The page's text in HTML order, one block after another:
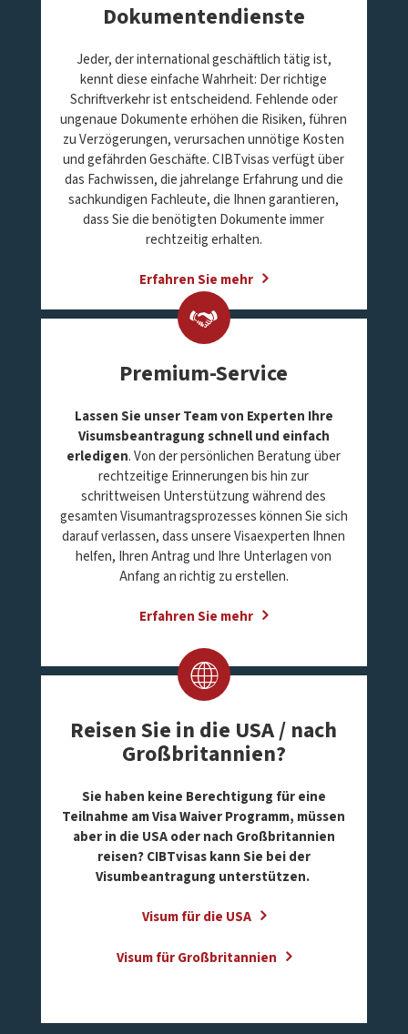
Dokumentendienste
Jeder, der international geschäftlich tätig ist,
kennt diese einfache Wahrheit: Der richtige
Schriftverkehr ist entscheidend. Fehlende oder
ungenaue Dokumente erhöhen die Risiken, führen
zu Verzögerungen, verursachen unnötige Kosten
und gefährden Geschäfte. CIBTvisas verfügt über
das Fachwissen, die jahrelange Erfahrung und die
sachkundigen Fachleute, die Ihnen garantieren,
dass Sie die benötigten Dokumente immer
rechtzeitig erhalten.
Erfahren Sie mehr
Premium-Service
Lassen Sie unser Team von Experten Ihre
Visumsbeantragung schnell und einfach
erledigen. Von der persönlichen Beratung über
rechtzeitige Erinnerungen bis hin zur
schrittweisen Unterstützung während des
gesamten Visumantragsprozesses können Sie sich
darauf verlassen, dass unsere Visaexperten Ihnen
helfen, Ihren Antrag und Ihre Unterlagen von
Anfang an richtig zu erstellen.
Erfahren Sie mehr
Reisen Sie in die USA / nach
Großbritannien?
Sie haben keine Berechtigung für eine
Teilnahme am Visa Waiver Programm, müssen
aber in die USA oder nach Großbritannien
reisen? CIBTvisas kann Sie bei der
Visumbeantragung unterstützen.
Visum für die USA
Visum für Großbritannien